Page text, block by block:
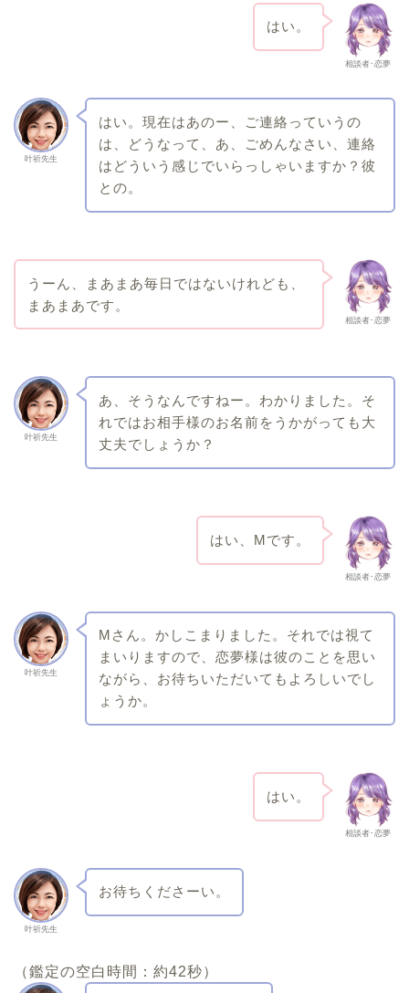
相談者･恋夢
はい。
叶祈先生
はい。現在はあのー、ご連絡っていうの
は、どうなって、あ、ごめんなさい、連絡
はどういう感じでいらっしゃいますか？彼
との。
相談者･恋夢
うーん、まあまあ毎日ではないけれども、
まあまあです。
叶祈先生
あ、そうなんですねー。わかりました。そ
れではお相手様のお名前をうかがっても大
丈夫でしょうか？
相談者･恋夢
はい、Mです。
叶祈先生
Mさん。かしこまりました。それでは視て
まいりますので、恋夢様は彼のことを思い
ながら、お待ちいただいてもよろしいでし
ょうか。
相談者･恋夢
はい。
叶祈先生
お待ちくださーい。
（鑑定の空白時間：約42秒）